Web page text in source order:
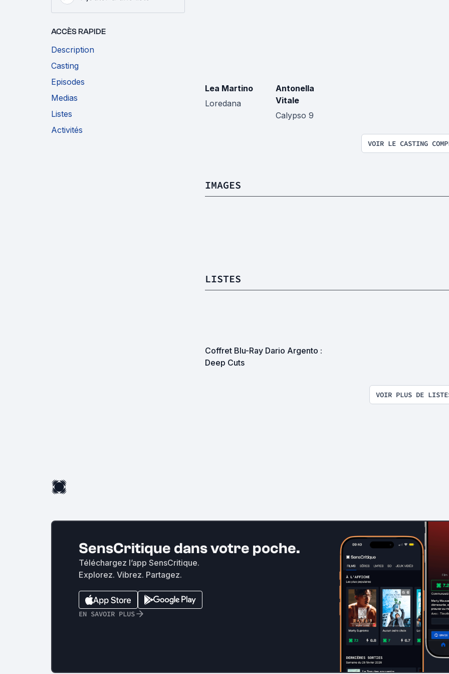
ACCÈS RAPIDE
Description
Casting
Episodes
Medias
Listes
Activités
Lea Martino
Loredana
Antonella
Vitale
Calypso 9
VOIR LE CASTING
IMAGES
LISTES
Coffret Blu-Ray Dario Argento :
Deep Cuts
VOIR PLUS DE
SensCritique dans votre poche.
Téléchargez l’app SensCritique.
Explorez. Vibrez. Partagez.
EN SAVOIR PLUS